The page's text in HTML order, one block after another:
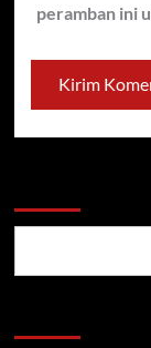
peramban ini